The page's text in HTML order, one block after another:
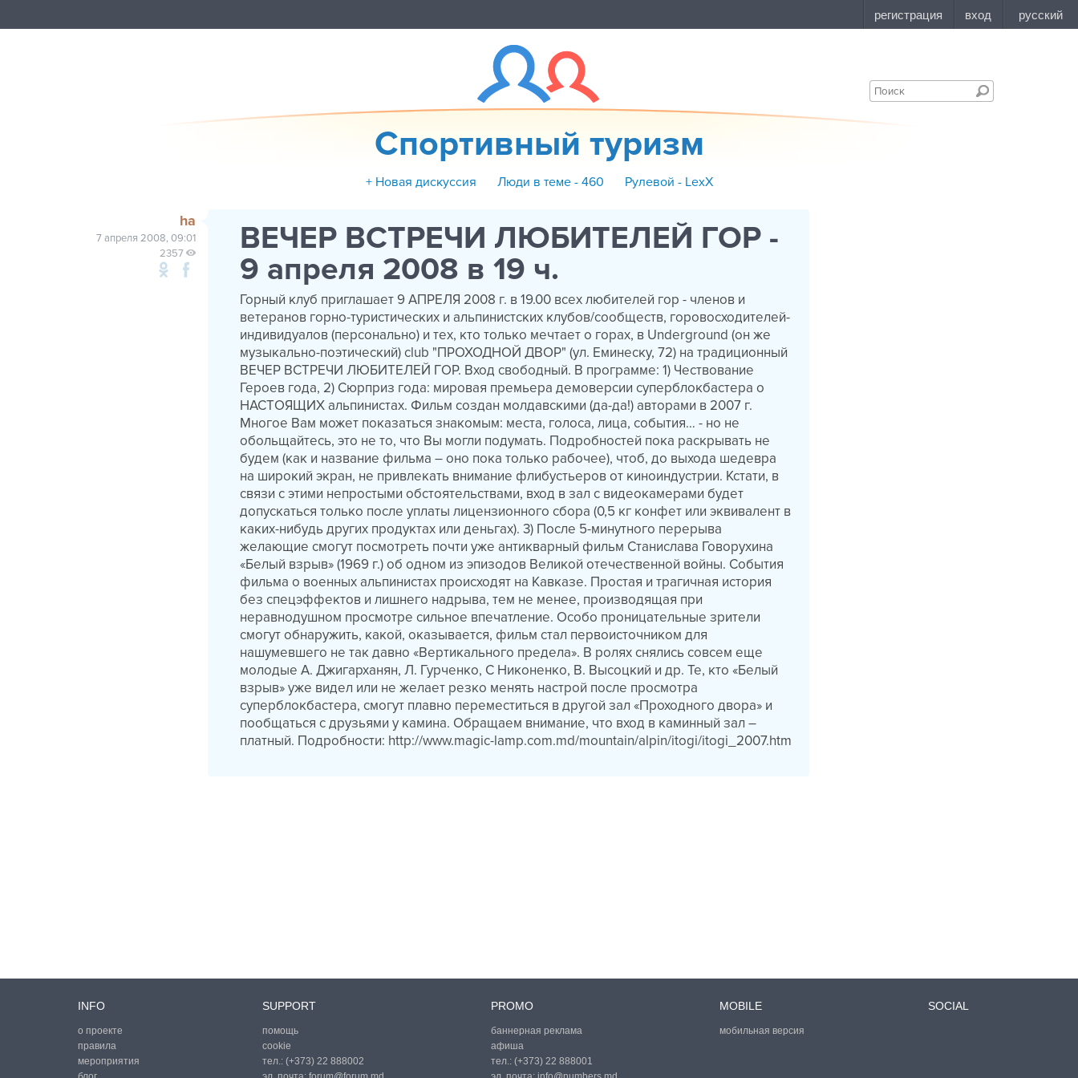
Спортивный туризм
+ Новая дискуссия Люди в теме - 460 Рулевой - LexX
ha
7 апреля 2008, 09:01
2357
ВЕЧЕР ВСТРЕЧИ ЛЮБИТЕЛЕЙ ГОР -
9 апреля 2008 в 19 ч.
Горный клуб приглашает 9 АПРЕЛЯ 2008 г. в 19.00 всех любителей гор - членов и
ветеранов горно-туристических и альпинистских клубов/сообществ, горовосходителей-
индивидуалов (персонально) и тех, кто только мечтает о горах, в Underground (он же
музыкально-поэтический) club "ПРОХОДНОЙ ДВОР" (ул. Еминеску, 72) на традиционный
ВЕЧЕР ВСТРЕЧИ ЛЮБИТЕЛЕЙ ГОР. Вход свободный. В программе: 1) Чествование
Героев года, 2) Сюрприз года: мировая премьера демоверсии суперблокбастера о
НАСТОЯЩИХ альпинистах. Фильм создан молдавскими (да-да!) авторами в 2007 г.
Многое Вам может показаться знакомым: места, голоса, лица, события… - но не
обольщайтесь, это не то, что Вы могли подумать. Подробностей пока раскрывать не
будем (как и название фильма – оно пока только рабочее), чтоб, до выхода шедевра
на широкий экран, не привлекать внимание флибустьеров от киноиндустрии. Кстати, в
связи с этими непростыми обстоятельствами, вход в зал с видеокамерами будет
допускаться только после уплаты лицензионного сбора (0,5 кг конфет или эквивалент в
каких-нибудь других продуктах или деньгах). 3) После 5-минутного перерыва
желающие смогут посмотреть почти уже антикварный фильм Станислава Говорухина
«Белый взрыв» (1969 г.) об одном из эпизодов Великой отечественной войны. События
фильма о военных альпинистах происходят на Кавказе. Простая и трагичная история
без спецэффектов и лишнего надрыва, тем не менее, производящая при
неравнодушном просмотре сильное впечатление. Особо проницательные зрители
смогут обнаружить, какой, оказывается, фильм стал первоисточником для
нашумевшего не так давно «Вертикального предела». В ролях снялись совсем еще
молодые А. Джигарханян, Л. Гурченко, С Никоненко, В. Высоцкий и др. Те, кто «Белый
взрыв» уже видел или не желает резко менять настрой после просмотра
суперблокбастера, смогут плавно переместиться в другой зал «Проходного двора» и
пообщаться с друзьями у камина. Обращаем внимание, что вход в каминный зал –
платный. Подробности: http://www.magic-lamp.com.md/mountain/alpin/itogi/itogi_2007.htm
INFO
о проекте
правила
мероприятия
SUPPORT
помощь
cookie
тел.: (+373) 22 888002
PROMO
баннерная реклама
афиша
тел.: (+373) 22 888001
MOBILE
мобильная версия
SOCIAL